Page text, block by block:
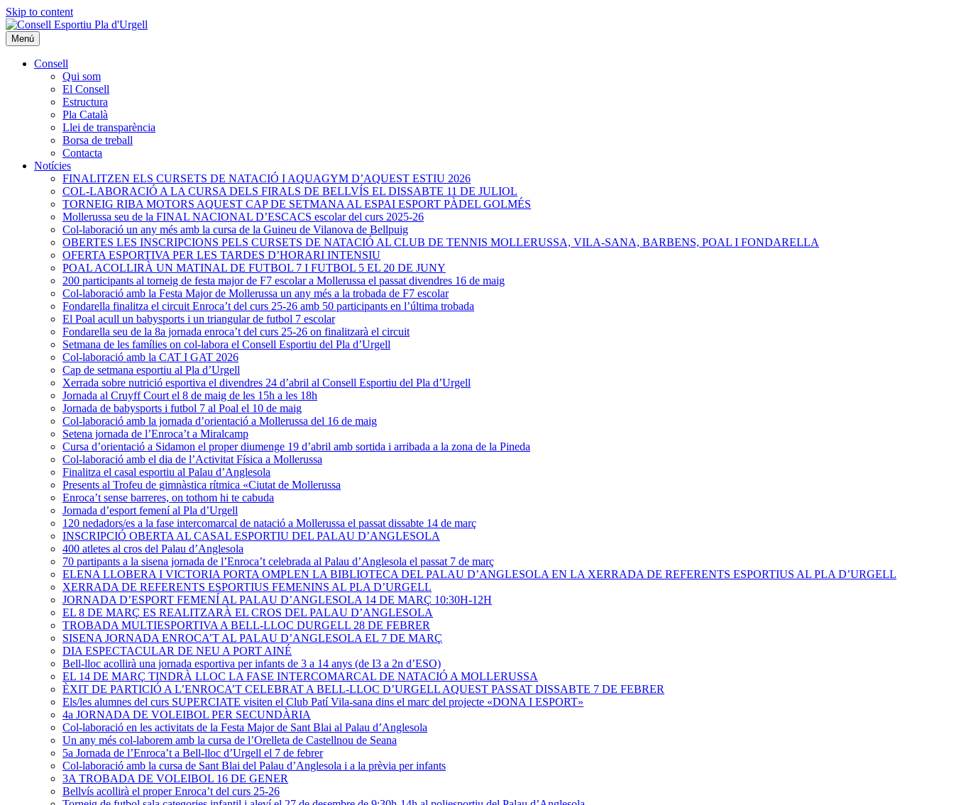
Skip to content
Menú
Consell
Qui som
El Consell
Estructura
Pla Català
Llei de transparència
Borsa de treball
Contacta
Notícies
FINALITZEN ELS CURSETS DE NATACIÓ I AQUAGYM D’AQUEST ESTIU 2026
COL-LABORACIÓ A LA CURSA DELS FIRALS DE BELLVÍS EL DISSABTE 11 DE JULIOL
TORNEIG RIBA MOTORS AQUEST CAP DE SETMANA AL ESPAI ESPORT PÀDEL GOLMÉS
Mollerussa seu de la FINAL NACIONAL D’ESCACS escolar del curs 2025-26
Col-laboració un any més amb la cursa de la Guineu de Vilanova de Bellpuig
OBERTES LES INSCRIPCIONS PELS CURSETS DE NATACIÓ AL CLUB DE TENNIS MOLLERUSSA, VILA-SANA, BARBENS, POAL I FONDARELLA
OFERTA ESPORTIVA PER LES TARDES D’HORARI INTENSIU
POAL ACOLLIRÀ UN MATINAL DE FUTBOL 7 I FUTBOL 5 EL 20 DE JUNY
200 participants al torneig de festa major de F7 escolar a Mollerussa el passat divendres 16 de maig
Col-laboració amb la Festa Major de Mollerussa un any més a la trobada de F7 escolar
Fondarella finalitza el circuit Enroca’t del curs 25-26 amb 50 participants en l’última trobada
El Poal acull un babysports i un triangular de futbol 7 escolar
Fondarella seu de la 8a jornada enroca’t del curs 25-26 on finalitzarà el circuit
Setmana de les famílies on col-labora el Consell Esportiu del Pla d’Urgell
Col-laboració amb la CAT I GAT 2026
Cap de setmana esportiu al Pla d’Urgell
Xerrada sobre nutrició esportiva el divendres 24 d’abril al Consell Esportiu del Pla d’Urgell
Jornada al Cruyff Court el 8 de maig de les 15h a les 18h
Jornada de babysports i futbol 7 al Poal el 10 de maig
Col-laboració amb la jornada d’orientació a Mollerussa del 16 de maig
Setena jornada de l’Enroca’t a Miralcamp
Cursa d’orientació a Sidamon el proper diumenge 19 d’abril amb sortida i arribada a la zona de la Pineda
Col-laboració amb el dia de l’Activitat Física a Mollerussa
Finalitza el casal esportiu al Palau d’Anglesola
Presents al Trofeu de gimnàstica rítmica «Ciutat de Mollerussa
Enroca’t sense barreres, on tothom hi te cabuda
Jornada d’esport femení al Pla d’Urgell
120 nedadors/es a la fase intercomarcal de natació a Mollerussa el passat dissabte 14 de març
INSCRIPCIÓ OBERTA AL CASAL ESPORTIU DEL PALAU D’ANGLESOLA
400 atletes al cros del Palau d’Anglesola
70 partipants a la sisena jornada de l’Enroca’t celebrada al Palau d’Anglesola el passat 7 de març
ELENA LLOBERA I VICTORIA PORTA OMPLEN LA BIBLIOTECA DEL PALAU D’ANGLESOLA EN LA XERRADA DE REFERENTS ESPORTIUS AL PLA D’URGELL
XERRADA DE REFERENTS ESPORTIUS FEMENINS AL PLA D’URGELL
JORNADA D’ESPORT FEMENÍ AL PALAU D’ANGLESOLA 14 DE MARÇ 10:30H-12H
EL 8 DE MARÇ ES REALITZARÀ EL CROS DEL PALAU D’ANGLESOLA
TROBADA MULTIESPORTIVA A BELL-LLOC DURGELL 28 DE FEBRER
SISENA JORNADA ENROCA’T AL PALAU D’ANGLESOLA EL 7 DE MARÇ
DIA ESPECTACULAR DE NEU A PORT AINÉ
Bell-lloc acollirà una jornada esportiva per infants de 3 a 14 anys (de I3 a 2n d’ESO)
EL 14 DE MARÇ TINDRÀ LLOC LA FASE INTERCOMARCAL DE NATACIÓ A MOLLERUSSA
ÈXIT DE PARTICIÓ A L’ENROCA’T CELEBRAT A BELL-LLOC D’URGELL AQUEST PASSAT DISSABTE 7 DE FEBRER
Els/les alumnes del curs SUPERCIATE visiten el Club Patí Vila-sana dins el marc del projecte «DONA I ESPORT»
4a JORNADA DE VOLEIBOL PER SECUNDÀRIA
Col-laboració en les activitats de la Festa Major de Sant Blai al Palau d’Anglesola
Un any més col-laborem amb la cursa de l’Orelleta de Castellnou de Seana
5a Jornada de l’Enroca’t a Bell-lloc d’Urgell el 7 de febrer
Col-laboració amb la cursa de Sant Blai del Palau d’Anglesola i a la prèvia per infants
3A TROBADA DE VOLEIBOL 16 DE GENER
Bellvís acollirà el proper Enroca’t del curs 25-26